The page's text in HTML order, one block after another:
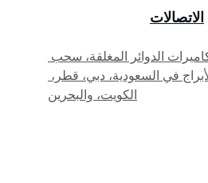
الدوائر المغلقة، سحب
في السعودية، دبي، قطر،
الكويت، والبحرين
الاتصالات